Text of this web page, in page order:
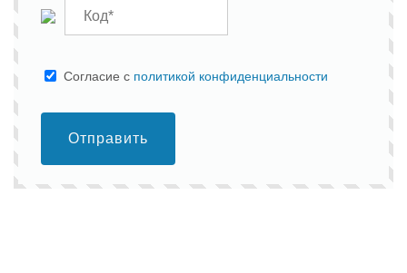
Cогласие с политикой конфиденциальности
Отправить